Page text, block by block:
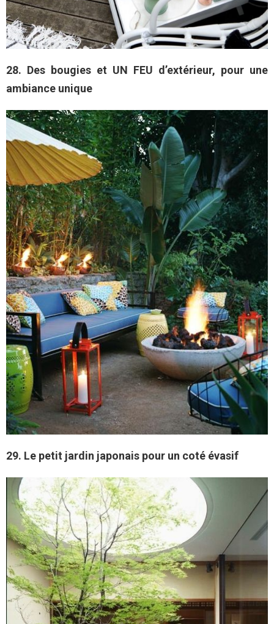
28. Des bougies et UN FEU d’extérieur, pour une
ambiance unique
29. Le petit jardin japonais pour un coté évasif